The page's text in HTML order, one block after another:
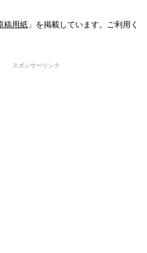
稿用紙 」を掲載しています。ご利用く
スポンサーリンク